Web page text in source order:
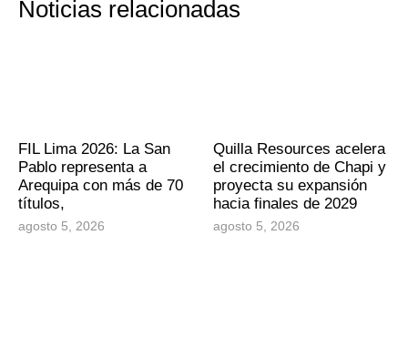
Noticias relacionadas
FIL Lima 2026: La San
Pablo representa a
Arequipa con más de 70
títulos,
agosto 5, 2026
Quilla Resources acelera
el crecimiento de Chapi y
proyecta su expansión
hacia finales de 2029
agosto 5, 2026